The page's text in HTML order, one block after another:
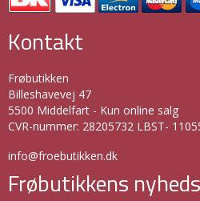
Kontakt
Frøbutikken
Billeshavevej 47
5500 Middelfart - Kun online salg
CVR-nummer: 28205732 LBST-
info@froebutikken.dk
Frøbutikkens